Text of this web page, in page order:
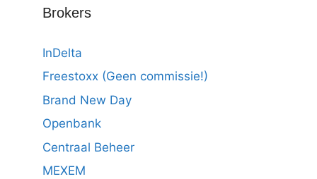
Brokers
InDelta
Freestoxx (Geen commissie!)
Brand New Day
Openbank
Centraal Beheer
MEXEM